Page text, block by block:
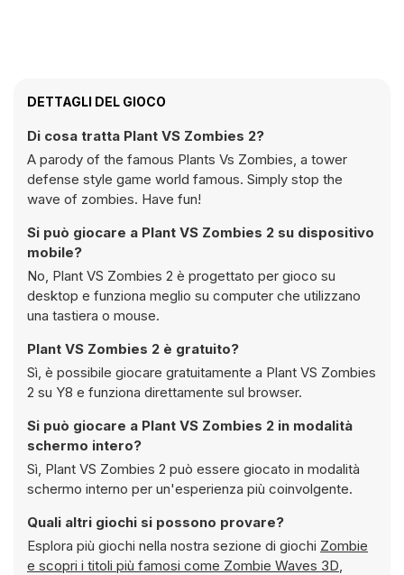
DETTAGLI DEL GIOCO
Di cosa tratta Plant VS Zombies 2?
A parody of the famous Plants Vs Zombies, a tower
defense style game world famous. Simply stop the
wave of zombies. Have fun!
Si può giocare a Plant VS Zombies 2 su dispositivo
mobile?
No, Plant VS Zombies 2 è progettato per gioco su
desktop e funziona meglio su computer che utilizzano
una tastiera o mouse.
Plant VS Zombies 2 è gratuito?
Sì, è possibile giocare gratuitamente a Plant VS Zombies
2 su Y8 e funziona direttamente sul browser.
Si può giocare a Plant VS Zombies 2 in modalità
schermo intero?
Sì, Plant VS Zombies 2 può essere giocato in modalità
schermo interno per un'esperienza più coinvolgente.
Quali altri giochi si possono provare?
Esplora più giochi nella nostra sezione di giochi Zombie
e scopri i titoli più famosi come Zombie Waves 3D,